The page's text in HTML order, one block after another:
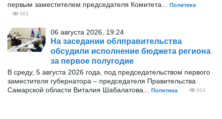
первым заместителем председателя Комитета...
Политика
561
06 августа 2026, 19:24
На заседании облправительства
обсудили исполнение бюджета региона
за первое полугодие
В среду, 5 августа 2026 года, под председательством первого
заместителя губернатора – председателя Правительства
Самарской области Виталия Шабалатова...
Политика 624